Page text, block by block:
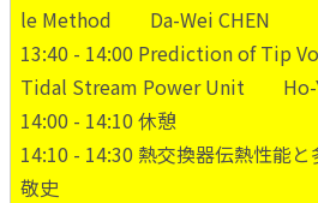
le Method Da-Wei CHEN
13:40 - 14:00 Prediction of Tip
Tidal Stream Power Unit Ho-
14:00 - 14:10 休憩
14:10 - 14:30 熱交換器伝熱性能
敬史